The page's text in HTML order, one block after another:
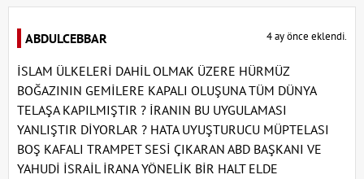
ABDULCEBBAR 4 ay önce eklendi.
İSLAM ÜLKELERİ DAHİL OLMAK ÜZERE HÜRMÜZ
BOĞAZININ GEMİLERE KAPALI OLUŞUNA TÜM DÜNYA
TELAŞA KAPILMIŞTIR ? İRANIN BU UYGULAMASI
YANLIŞTIR DİYORLAR ? HATA UYUŞTURUCU MÜPTELASI
BOŞ KAFALI TRAMPET SESİ ÇIKARAN ABD BAŞKANI VE
YAHUDİ İSRAİL İRANA YÖNELİK BİR HALT ELDE